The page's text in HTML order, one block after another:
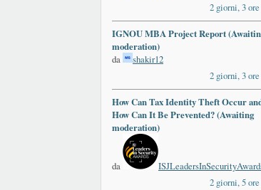
2 giorni, 3
IGNOU MBA Project Report
moderation)
da
shakir12
2 giorni, 3
How Can Tax Identity Theft Occur
How Can It Be Prevented? (Awaiting
moderation)
da
2 giorni, 5